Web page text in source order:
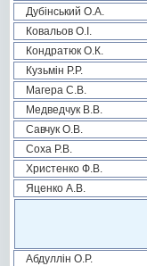
Дубінський О.А.
Ковальов О.І.
Кондратюк О.К.
Кузьмін Р.Р.
Магера С.В.
Медведчук В.В.
Савчук О.В.
Соха Р.В.
Христенко Ф.В.
Яценко А.В.
Абдуллін О.Р.